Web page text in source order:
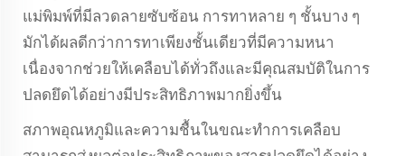
แม่พิมพ์ที่มีลวดลายซับซ้อน การทาหลาย ๆ ชั้นบาง ๆ
มักได้ผลดีกว่าการทาเพียงชั้นเดียวที่มีความหนา
เนื่องจากช่วยให้เคลือบได้ทั่วถึงและมีคุณสมบัติในการ
ปลดยึดได้อย่างมีประสิทธิภาพมากยิ่งขึ้น
สภาพอุณหภูมิและความชื้นในขณะทำการเคลือบ